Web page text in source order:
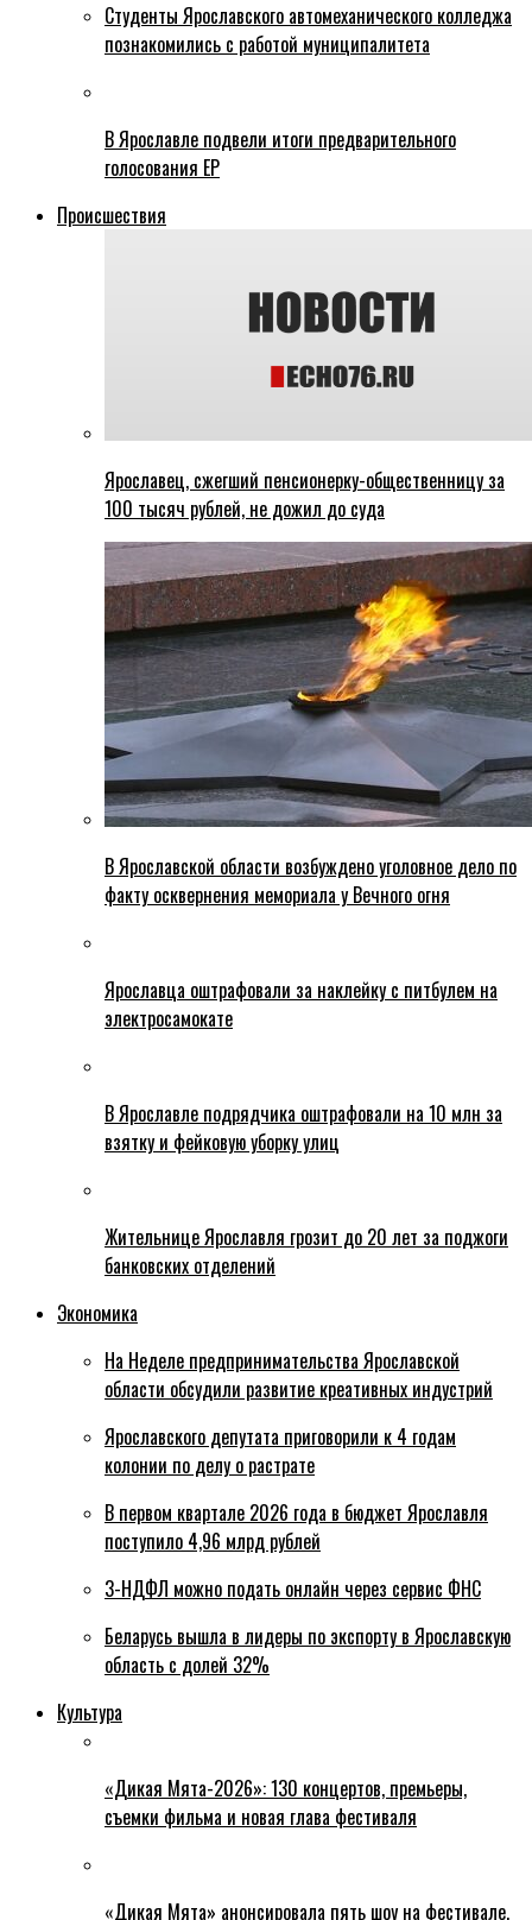
Студенты Ярославского автомеханического колледжа
познакомились с работой муниципалитета
В Ярославле подвели итоги предварительного
голосования ЕР
Происшествия
Ярославец, сжегший пенсионерку-общественницу за
100 тысяч рублей, не дожил до суда
В Ярославской области возбуждено уголовное дело по
факту осквернения мемориала у Вечного огня
Ярославца оштрафовали за наклейку с питбулем на
электросамокате
В Ярославле подрядчика оштрафовали на 10 млн за
взятку и фейковую уборку улиц
Жительнице Ярославля грозит до 20 лет за поджоги
банковских отделений
Экономика
На Неделе предпринимательства Ярославской
области обсудили развитие креативных индустрий
Ярославского депутата приговорили к 4 годам
колонии по делу о растрате
В первом квартале 2026 года в бюджет Ярославля
поступило 4,96 млрд рублей
3-НДФЛ можно подать онлайн через сервис ФНС
Беларусь вышла в лидеры по экспорту в Ярославскую
область с долей 32%
Культура
«Дикая Мята-2026»: 130 концертов, премьеры,
съемки фильма и новая глава фестиваля
«Дикая Мята» анонсировала пять шоу на фестивале,